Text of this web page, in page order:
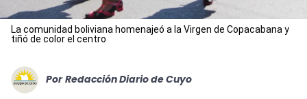
La comunidad boliviana homenajeó a la Virgen de Copacabana y
tiñó de color el centro
Por Redacción Diario de Cuyo